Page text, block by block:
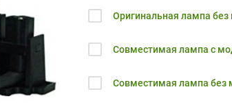
Оригинальная лампа без
Совместимая лампа с
Совместимая лампа без